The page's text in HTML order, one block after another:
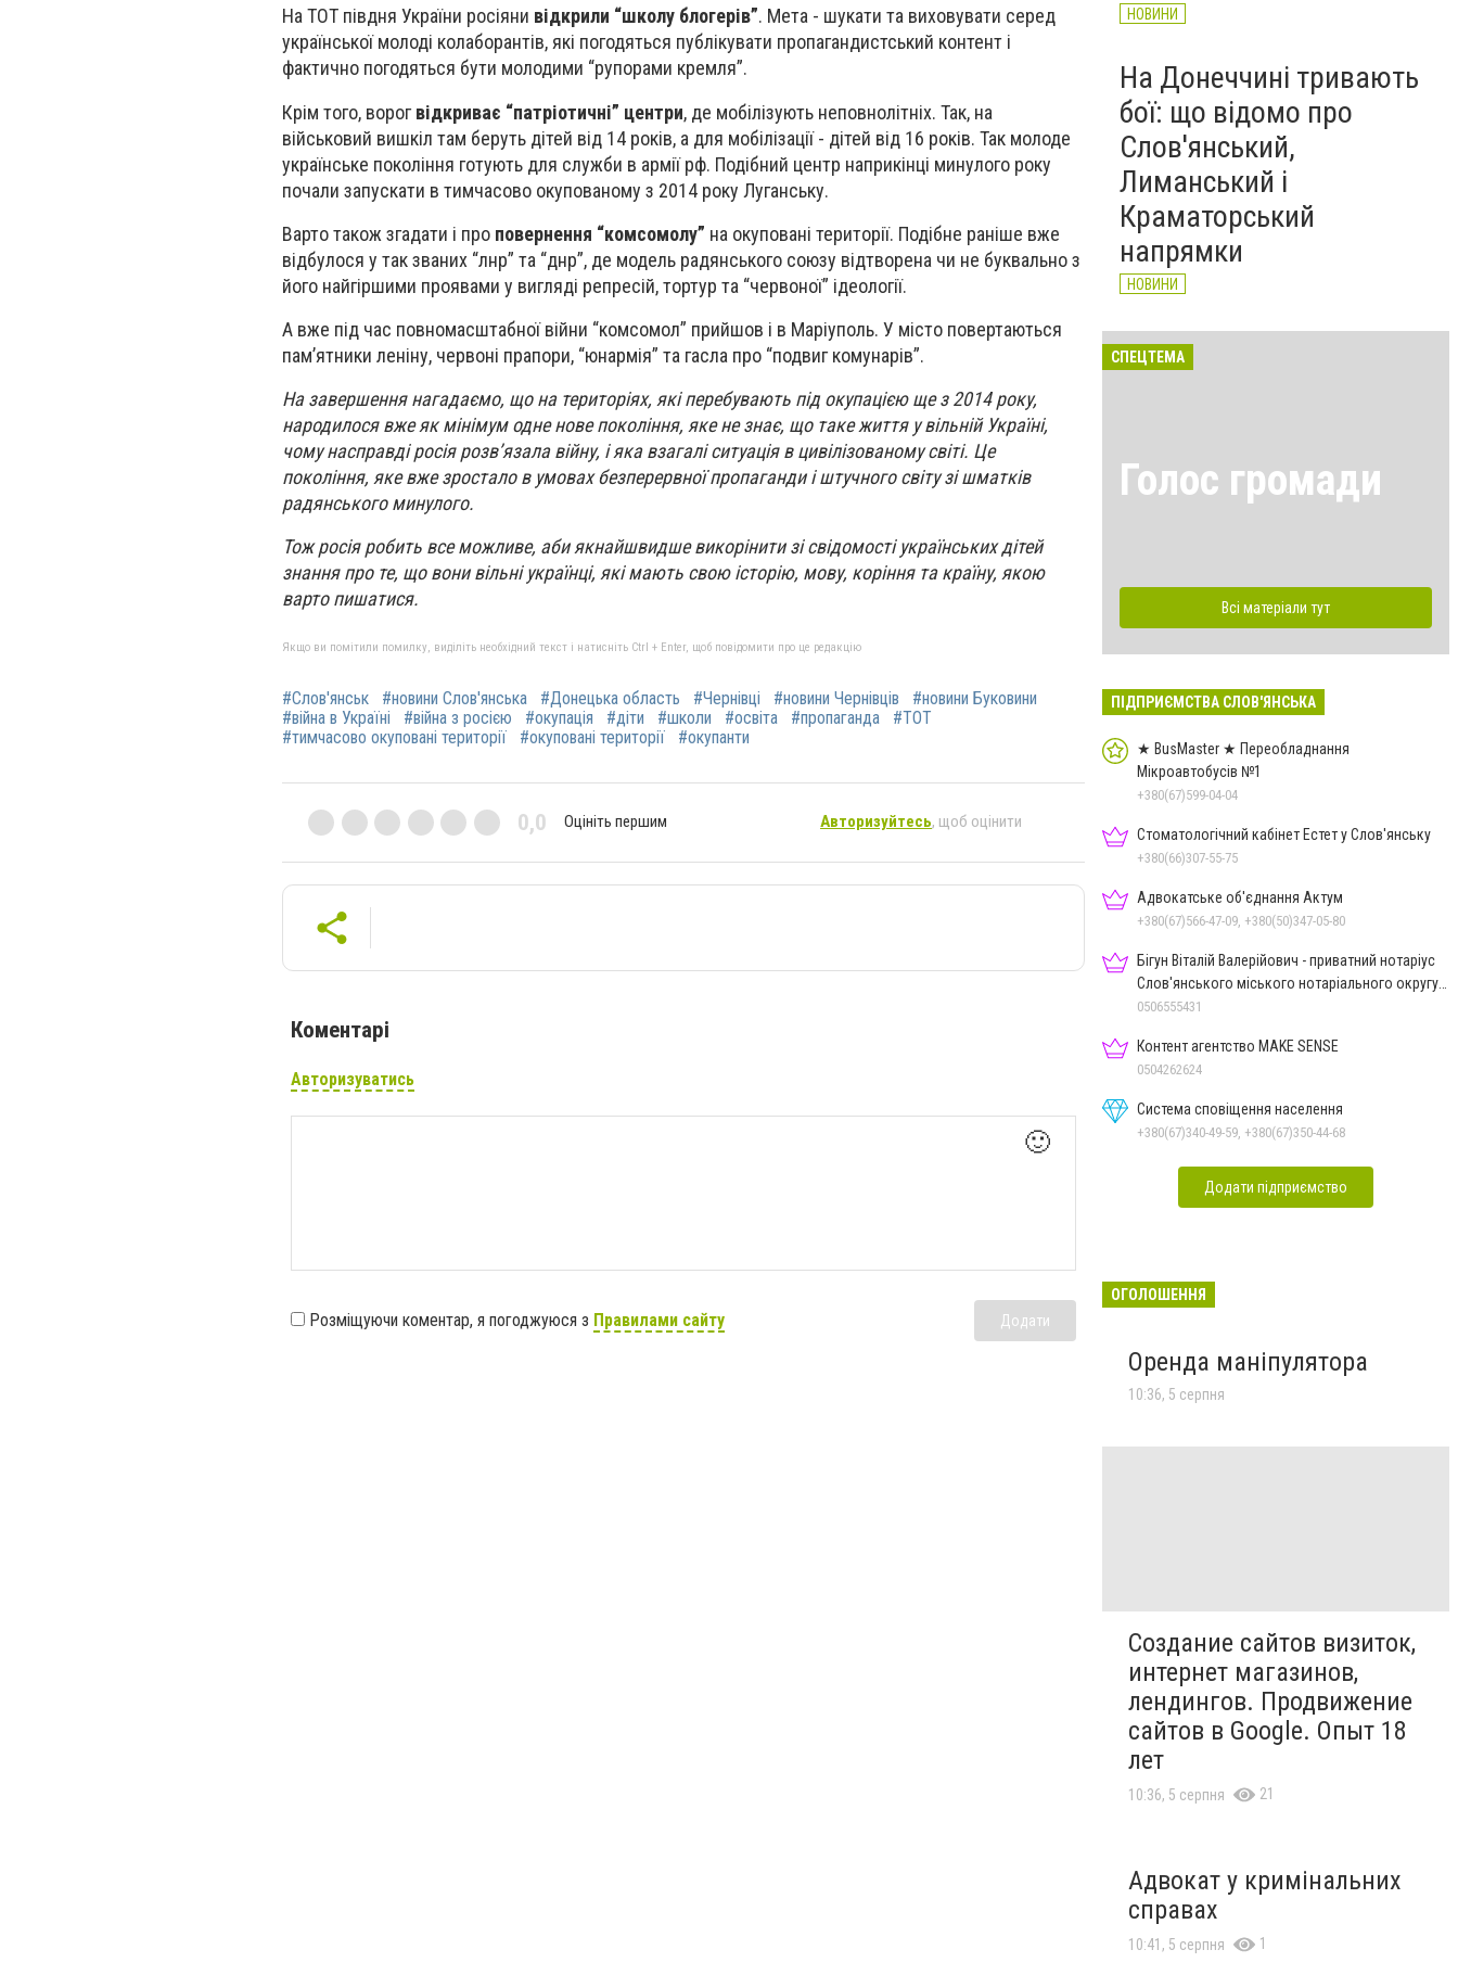
На ТОТ півдня України росіяни відкрили “школу блогерів”. Мета - шукати та виховувати серед
української молоді колаборантів, які погодяться публікувати пропагандистський контент і
фактично погодяться бути молодими “рупорами кремля”.
Крім того, ворогвідкриває “патріотичні” центри, де мобілізують неповнолітніх. Так, на
військовий вишкіл там беруть дітей від 14 років, а для мобілізації - дітей від 16 років. Так молоде
українське покоління готують для служби в армії рф. Подібний центр наприкінці минулого року
почали запускати в тимчасово окупованому з 2014 року Луганську.
Варто також згадати і про повернення “комсомолу” на окуповані території. Подібне раніше вже
відбулося у так званих “лнр” та “днр”, де модель радянського союзу відтворена чи не буквально з
його найгіршими проявами у вигляді репресій, тортур та “червоної” ідеології.
А вже під час повномасштабної війни “комсомол” прийшов і в Маріуполь. У місто повертаються
памʼятники леніну, червоні прапори, “юнармія” та гасла про “подвиг комунарів”.
На завершення нагадаємо, що на територіях, які перебувають під окупацією ще з 2014 року,
народилося вже як мінімум одне нове покоління, яке не знає, що таке життя у вільній Україні,
чому насправді росія розвʼязала війну, і яка взагалі ситуація в цивілізованому світі. Це
покоління, яке вже зростало в умовах безперервної пропаганди і штучного світу зі шматків
радянського минулого.
Тож росія робить все можливе, аби якнайшвидше викорінити зі свідомості українських дітей
знання про те, що вони вільні українці, які мають свою історію, мову, коріння та країну, якою
варто пишатися.
Якщо ви помітили помилку, виділіть необхідний текст і натисніть Ctrl + Enter, щоб повідомити про це редакцію
#Слов'янськ #новини Слов'янська #Донецька область #Чернівці #новини Чернівців
#новини Буковини
#війна в Україні
#війна з росією #окупація #діти #школи #освіта #пропаганда
#ТОТ
#тимчасово окуповані території
#окуповані території #окупанти
0,0 Оцініть першим Авторизуйтесь, щоб оцінити
Коментарі
Авторизуватись
🙂
Розміщуючи коментар, я погоджуюся з Правилами сайту Додати
НОВИНИ
На Донеччині тривають
бої: що відомо про
Слов'янський,
Лиманський і
Краматорський
напрямки
НОВИНИ
СПЕЦТЕМА
Голос громади
Всі матеріали тут
ПІДПРИЄМСТВА СЛОВ'ЯНСЬКА
★ BusMaster ★ Переобладнання
Мікроавтобусів №1
+380(67)599-04-04
Стоматологічний кабінет Естет у Слов'янську
+380(66)307-55-75
Адвокатське об'єднання Актум
+380(67)566-47-09, +380(50)347-05-80
Бігун Віталій Валерійович - приватний нотаріус
Слов'янського міського нотаріального округу
Дон.обл.
0506555431
Контент агентство MAKE SENSE
0504262624
Система сповіщення населення
+380(67)340-49-59, +380(67)350-44-68
Додати підприємство
ОГОЛОШЕННЯ
Оренда маніпулятора
10:36, 5 серпня
Создание сайтов визиток,
интернет магазинов,
лендингов. Продвижение
сайтов в Google. Опыт 18
лет
10:36, 5 серпня 21
Адвокат у кримінальних
справах
10:41, 5 серпня 1